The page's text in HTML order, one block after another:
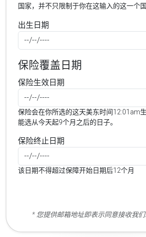
国家，并不只限制于你在这输入的这一个国
出生日期
保险覆盖日期
保险生效日期
保险会在你所选的这天美东时间12:01am
能选从今天起9个月之后的日子。
保险终止日期
该日期不得超过保障开始日期后12个月
* 您提供邮箱地址即表示同意接收我们